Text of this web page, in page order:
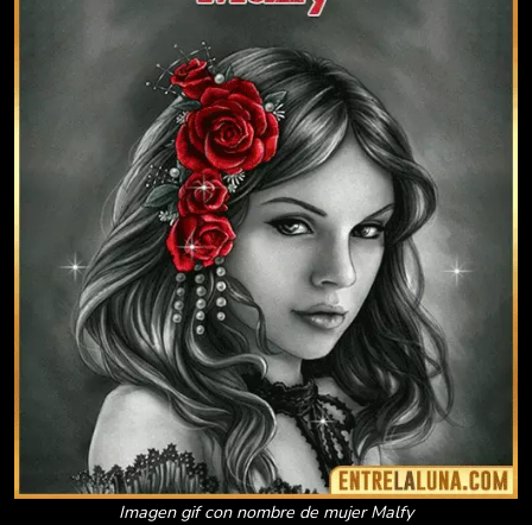
Imagen gif con nombre de mujer Malfy